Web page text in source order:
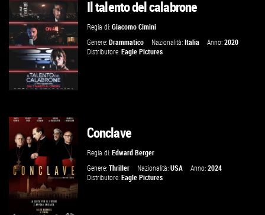
GUARDA IL TRAILER
VAI ALLA SCHEDA
Il talento del calabrone
Regia di:Giacomo Cimini
Genere:Drammatico Nazionalità:Italia Anno:2020
Distributore:Eagle Pictures
Conclave
Regia di:Edward Berger
Genere:Thriller Nazionalità:USA Anno:2024
Distributore:Eagle Pictures